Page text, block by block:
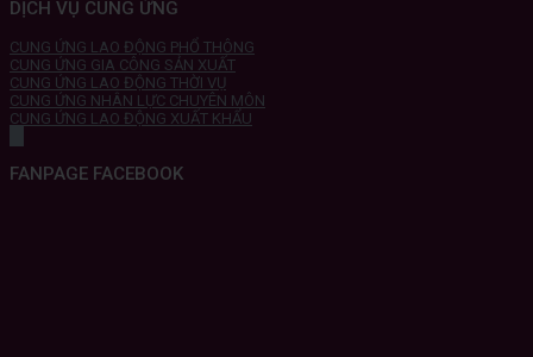
DỊCH VỤ CUNG ỨNG
CUNG ỨNG LAO ĐỘNG PHỔ THÔNG
CUNG ỨNG GIA CÔNG SẢN XUẤT
CUNG ỨNG LAO ĐỘNG THỜI VỤ
CUNG ỨNG NHÂN LỰC CHUYÊN MÔN
CUNG ỨNG LAO ĐỘNG XUẤT KHẨU
FANPAGE FACEBOOK